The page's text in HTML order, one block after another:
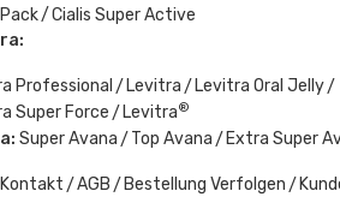
Cialis Super Active
Professional Levitra
Levitra Oral Jelly
Super Force
Levitra®
Super Avana Top Avana Extra Super
Kontakt AGB Bestellung Verfolgen